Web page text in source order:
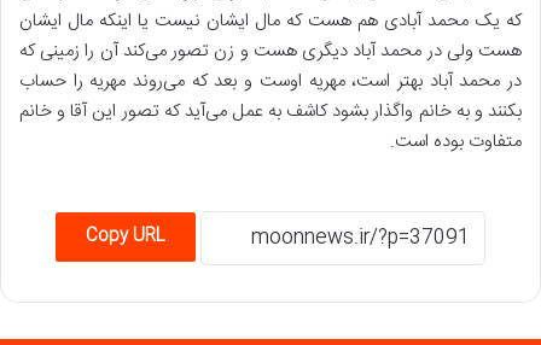
که یک محمد آبادی هم هست که مال ایشان نیست یا اینکه مال ایشان
هست ولی در محمد آباد دیگری هست و زن تصور می‌کند آن را زمینی که
در محمد آباد بهتر است، مهریه اوست و بعد که می‌روند مهریه را حساب
بکنند و به خانم واگذار بشود کاشف به عمل می‌آید که تصور این آقا و خانم
متفاوت بوده است.
Copy URL